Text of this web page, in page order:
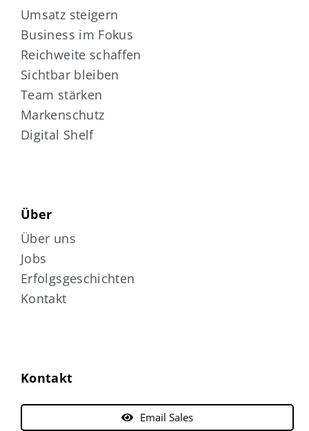
Umsatz steigern
Business im Fokus
Reichweite schaffen
Sichtbar bleiben
Team stärken
Markenschutz
Digital Shelf
Über
Über uns
Jobs
Erfolgsgeschichten
Kontakt
Kontakt
Email Sales